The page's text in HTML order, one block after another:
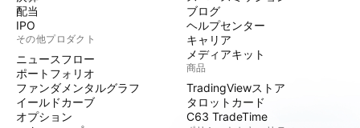
配当
IPO
その他プロダクト
ニュースフロー
ポートフォリオ
ファンダメンタルグラフ
イールドカーブ
オプション
ブログ
ヘルプセンター
キャリア
メディアキット
商品
TradingViewストア
タロットカード
C63 TradeTime